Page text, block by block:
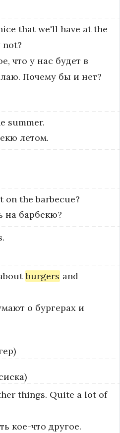
that we'll have at the
not?
что у нас будет в
Почему бы и нет?
summer.
летом.
on the barbecue?
на барбекю?
burgers and
о бургерах и
things. Quite a lot of
кое-что другое.